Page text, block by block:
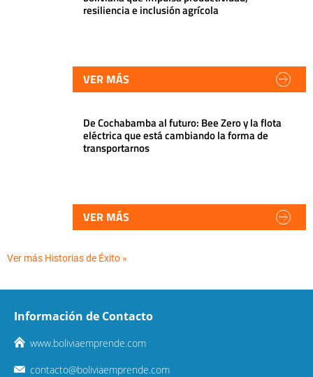
resiliencia e inclusión agrícola
VER MÁS
De Cochabamba al futuro: Bee Zero y la flota
eléctrica que está cambiando la forma de
transportarnos
VER MÁS
Ver más Historias de Éxito »
Información de Contacto
www.boliviaemprende.com
contacto@boliviaemprende.com